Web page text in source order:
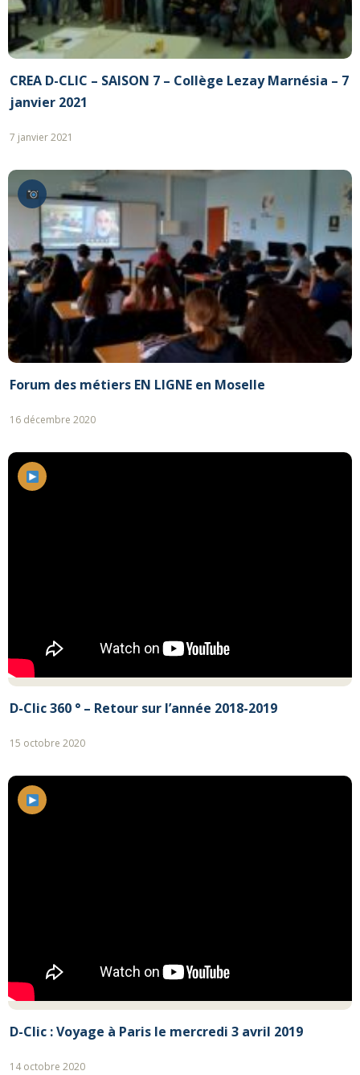
CREA D-CLIC – SAISON 7 – Collège Lezay Marnésia – 7
janvier 2021
7 janvier 2021
Forum des métiers EN LIGNE en Moselle
16 décembre 2020
D-Clic 360 ° – Retour sur l’année 2018-2019
15 octobre 2020
D-Clic : Voyage à Paris le mercredi 3 avril 2019
14 octobre 2020